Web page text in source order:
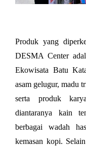
Produk yang
DESMA Center
Ekowisata Batu
asam gelugur, madu
serta produk
diantaranya kain
berbagai wadah
kemasan kopi.